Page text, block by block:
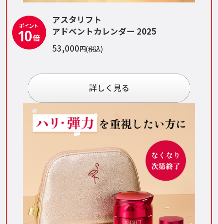
アスタリフト
アドベントカレンダー 2025
53,000円(税込)